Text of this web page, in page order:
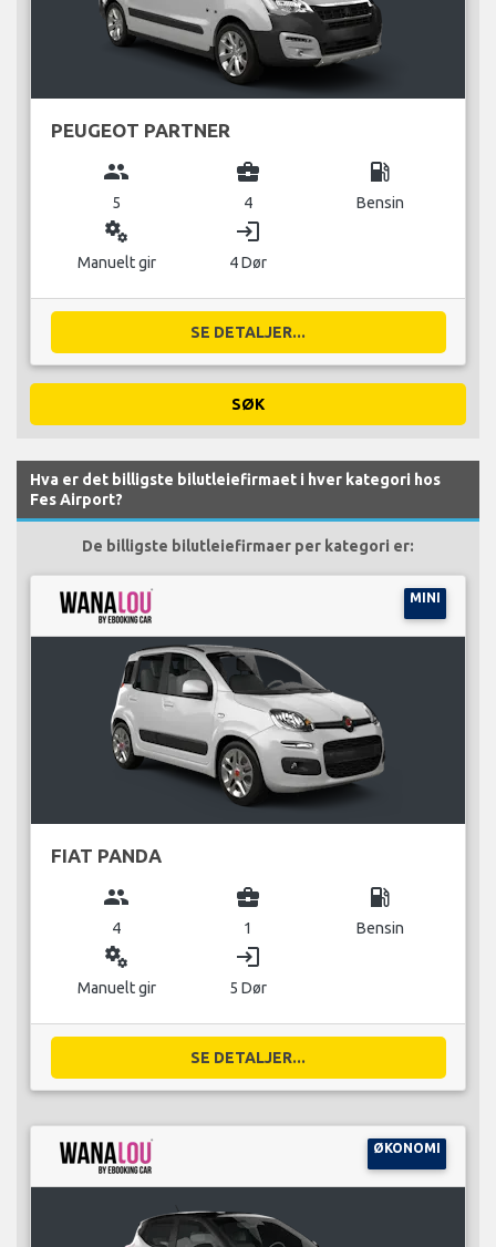
PEUGEOT PARTNER
group
5
business_center
4
local_gas_station
Bensin
miscellaneous_services
Manuelt gir
login
4 Dør
SE DETALJER...
SØK
Hva er det billigste bilutleiefirmaet i hver kategori hos
Fes Airport?
De billigste bilutleiefirmaer per kategori er:
MINI
FIAT PANDA
group
4
business_center
1
local_gas_station
Bensin
miscellaneous_services
Manuelt gir
login
5 Dør
SE DETALJER...
ØKONOMI